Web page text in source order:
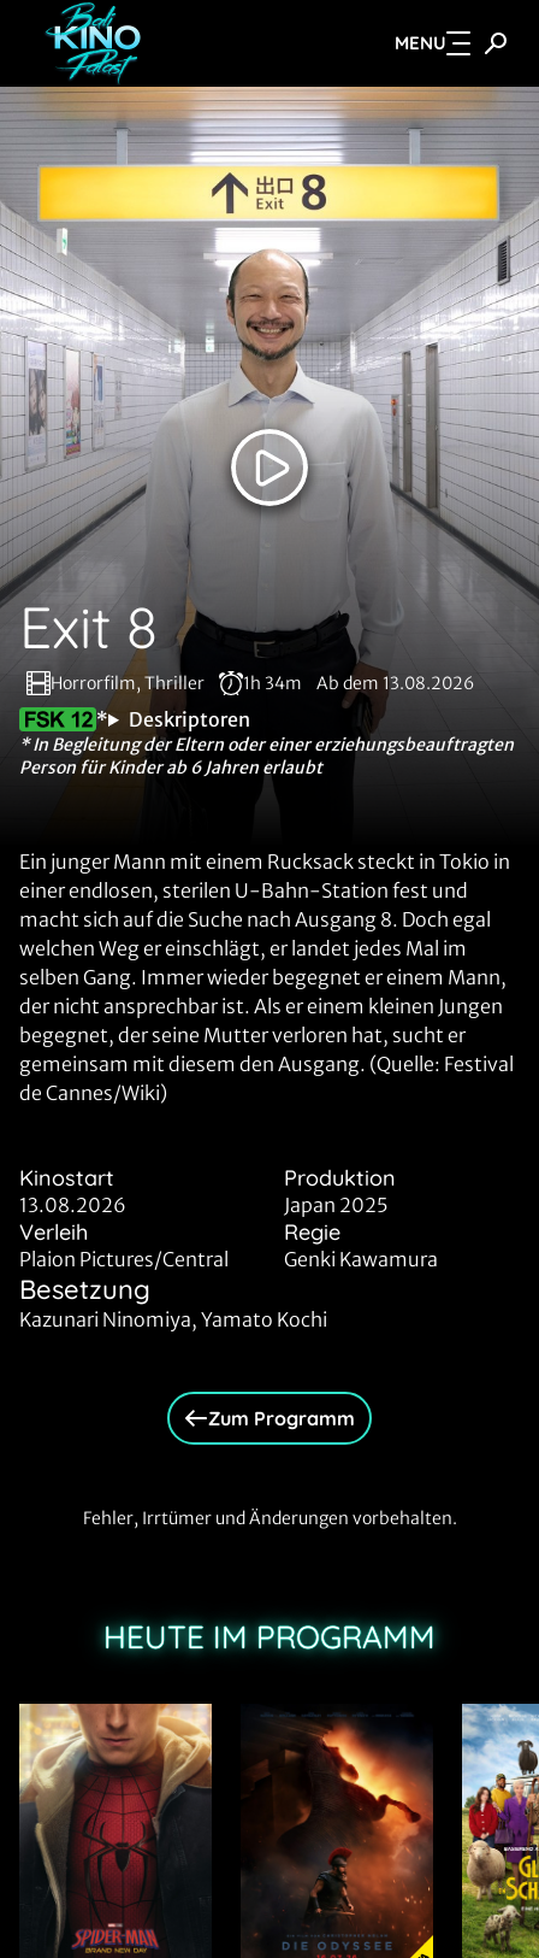
Zum Hauptinhalt springen MENU
Exit 8
Horrorfilm, Thriller 1h 34m Ab dem 13.08.2026
* Deskriptoren
* In Begleitung der Eltern oder einer erziehungsbeauftragten
Person für Kinder ab 6 Jahren erlaubt
Ein junger Mann mit einem Rucksack steckt in Tokio in
einer endlosen, sterilen U-Bahn-Station fest und
macht sich auf die Suche nach Ausgang 8. Doch egal
welchen Weg er einschlägt, er landet jedes Mal im
selben Gang. Immer wieder begegnet er einem Mann,
der nicht ansprechbar ist. Als er einem kleinen Jungen
begegnet, der seine Mutter verloren hat, sucht er
gemeinsam mit diesem den Ausgang. (Quelle: Festival
de Cannes/Wiki)
Kinostart
13.08.2026
Produktion
Japan 2025
Verleih
Plaion Pictures/Central
Regie
Genki Kawamura
Besetzung
Kazunari Ninomiya, Yamato Kochi
Zum Programm
Fehler, Irrtümer und Änderungen vorbehalten.
HEUTE IM PROGRAMM